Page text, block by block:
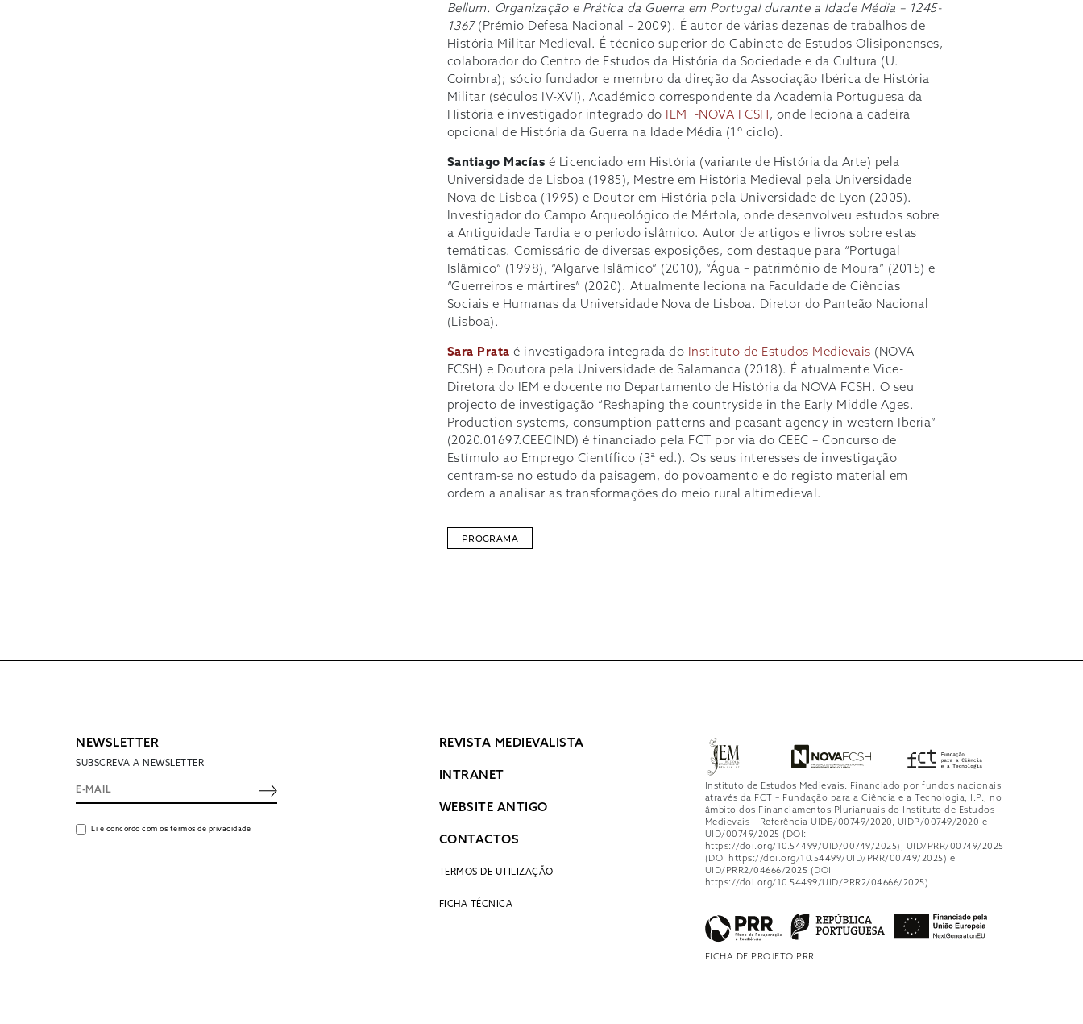
Bellum. Organização e Prática da Guerra em Portugal durante a Idade Média – 1245-
1367 (Prémio Defesa Nacional – 2009). É autor de várias dezenas de trabalhos de
História Militar Medieval. É técnico superior do Gabinete de Estudos Olisiponenses,
colaborador do Centro de Estudos da História da Sociedade e da Cultura (U.
Coimbra); sócio fundador e membro da direção da Associação Ibérica de História
Militar (séculos IV-XVI), Académico correspondente da Academia Portuguesa da
História e investigador integrado do IEM -NOVA FCSH, onde leciona a cadeira
opcional de História da Guerra na Idade Média (1º ciclo).
Santiago Macías é Licenciado em História (variante de História da Arte) pela
Universidade de Lisboa (1985), Mestre em História Medieval pela Universidade
Nova de Lisboa (1995) e Doutor em História pela Universidade de Lyon (2005).
Investigador do Campo Arqueológico de Mértola, onde desenvolveu estudos sobre
a Antiguidade Tardia e o período islâmico. Autor de artigos e livros sobre estas
temáticas. Comissário de diversas exposições, com destaque para “Portugal
Islâmico” (1998), “Algarve Islâmico” (2010), “Água – património de Moura” (2015) e
“Guerreiros e mártires” (2020). Atualmente leciona na Faculdade de Ciências
Sociais e Humanas da Universidade Nova de Lisboa. Diretor do Panteão Nacional
(Lisboa).
Sara Prata é investigadora integrada do Instituto de Estudos Medievais (NOVA
FCSH) e Doutora pela Universidade de Salamanca (2018). É atualmente Vice-
Diretora do IEM e docente no Departamento de História da NOVA FCSH. O seu
projecto de investigação “Reshaping the countryside in the Early Middle Ages.
Production systems, consumption patterns and peasant agency in western Iberia”
(2020.01697.CEECIND) é financiado pela FCT por via do CEEC – Concurso de
Estímulo ao Emprego Científico (3ª ed.). Os seus interesses de investigação
centram-se no estudo da paisagem, do povoamento e do registo material em
ordem a analisar as transformações do meio rural altimedieval.
PROGRAMA
NEWSLETTER
SUBSCREVA A NEWSLETTER
Li e concordo com os termos de privacidade
REVISTA MEDIEVALISTA
INTRANET
WEBSITE ANTIGO
CONTACTOS
TERMOS DE UTILIZAÇÃO
FICHA TÉCNICA
Instituto de Estudos Medievais. Financiado por fundos nacionais
através da FCT – Fundação para a Ciência e a Tecnologia, I.P., no
âmbito dos Financiamentos Plurianuais do Instituto de Estudos
Medievais – Referência UIDB/00749/2020, UIDP/00749/2020 e
UID/00749/2025 (DOI:
https://doi.org/10.54499/UID/00749/2025), UID/PRR/00749/2025
(DOI https://doi.org/10.54499/UID/PRR/00749/2025) e
UID/PRR2/04666/2025 (DOI
https://doi.org/10.54499/UID/PRR2/04666/2025)
FICHA DE PROJETO PRR